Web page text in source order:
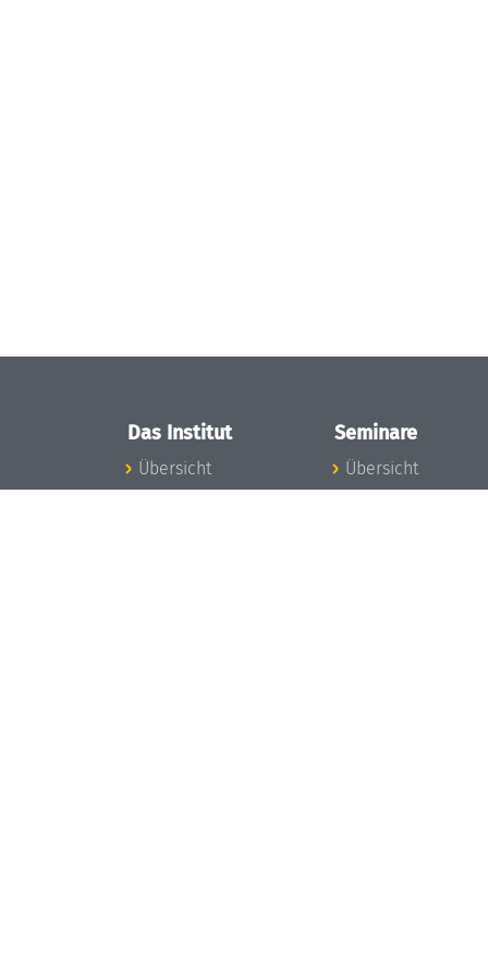
Das Institut
Übersicht
Seminare
Übersicht